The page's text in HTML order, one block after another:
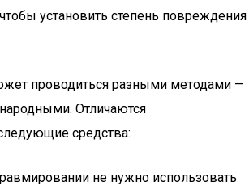
установить степень повреждения
проводиться разными методами —
Отличаются
средства:
не нужно использовать